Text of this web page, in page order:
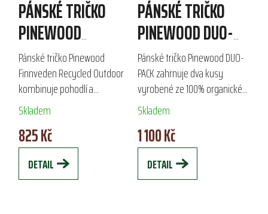
PÁNSKÉ TRIČKO
PINEWOOD
FINNVEDEN
RECYCLED
OUTDOOR
Pánské tričko Pinewood
Finnveden Recycled Outdoor
kombinuje pohodlí a
ekologický přístup díky 100%
recyklovanému materiálu,
skládajícímu se z bavlny a
polyesteru. S véčkovým...
Skladem
825 Kč
DETAIL
PÁNSKÉ TRIČKO
PINEWOOD DUO-
PACK
Pánské tričko Pinewood DUO-
PACK zahrnuje dva kusy
vyrobené ze 100% organické
bavlny s gramáží 180 g/m². S
krátkým rukávem a
decentním logem je ideální
pro outdoorové aktivity i...
Skladem
1 100 Kč
DETAIL